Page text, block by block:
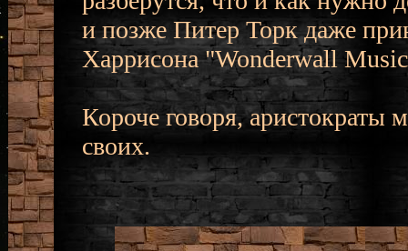
и позже Питер Торк даже
Харрисона "Wonderwall
Короче говоря, аристократы
своих.